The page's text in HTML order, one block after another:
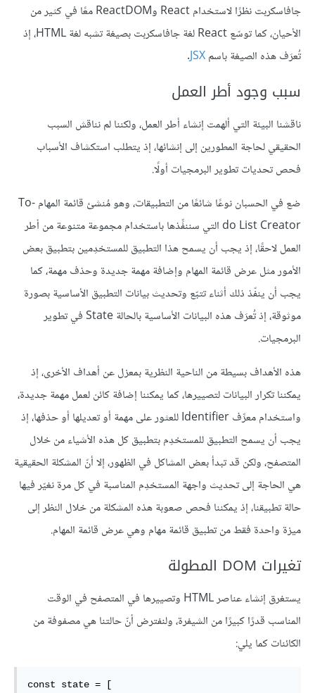
جافاسكربت نظرًا لاستخدام React وReactDOM معًا في كثير من
الأحيان، كما توسّع React لغة جافاسكربت بصيغة تشبه لغة HTML، إذ
تُعرَف هذه الصيغة باسمJSX
.
سبب وجود أطر العمل
ناقشنا البيئة التي ألهمت إنشاء أطر العمل، ولكننا لم نناقش السبب
الحقيقي لحاجة المطورين إلى إنشائها، إذ يتطلب استكشاف الأسباب
فحص تحديات تطوير البرمجيات أولًا.
ضع في الحسبان نوعًا شائعًا من التطبيقات، وهو مُنشئ قائمة المهام To-
do List Creator التي سننفِّذها باستخدام مجموعة متنوعة من أطر
العمل لاحقًا، إذ يجب أن يسمح هذا التطبيق للمستخدِمين بتطبيق بعض
الأمور مثل عرض قائمة المهام وإضافة مهمة جديدة وحذف مهمة، كما
يجب أن ينفّذ ذلك أثناء تتبّع وتحديث بيانات التطبيق الأساسية بصورة
موثوقة، إذ تُعرَف هذه البيانات الأساسية بالحالة State في تطوير
البرمجيات.
هذه الأهداف بسيطة من الناحية النظرية بمعزل عن أهداف الأخرى، إذ
يمكننا تكرار البيانات لتصييرها، كما يمكننا إضافة كائن لعمل مهمة جديدة،
واستخدام معرِّف Identifier للعثور على مهمة أو تعديلها أو حذفها، إذ
يجب أن يسمح التطبيق للمستخدِم بتطبيق كل هذه الأشياء من خلال
المتصفح، ولكن قد تبدأ بعض المشاكل في الظهور، إلا أنّ المشكلة الحقيقية
هي الحاجة إلى تحديث واجهة المستخدِم المناسبة في كل مرة نغيّر فيها
حالة تطبيقنا، إذ يمكننا فحص صعوبة هذه المشكلة من خلال النظر إلى
ميزة واحدة فقط من تطبيق قائمة مهام وهي عرض قائمة المهام.
تغيرات DOM المطولة
يستغرق إنشاء عناصر HTML وتصييرها في المتصفح في الوقت
المناسب قدرًا كبيرًا من الشيفرة، ولنفترض أنّ حالتنا هي مصفوفة من
الكائنات كما يلي:
const state = [